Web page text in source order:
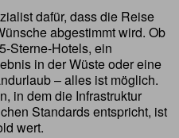
dafür, dass die Reise
abgestimmt wird. Ob
Sterne-Hotels, ein
in der Wüste oder eine
– alles ist möglich.
in dem die Infrastruktur
Standards entspricht, ist
wert.